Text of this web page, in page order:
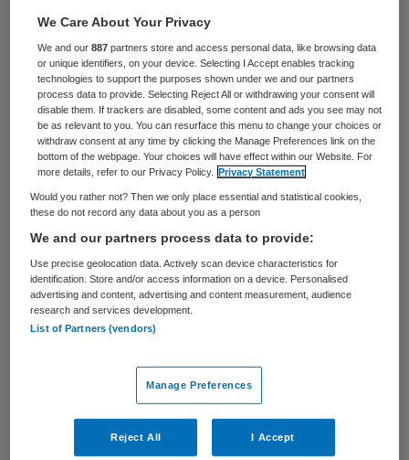
aan meer dan tweeduizend huisartsen,
meer dan 1200 psychotherapeuten en ruim
driehonderd medische specialisten. Het
grootste tekort is er in de deelstaten
Nedersaksen en Noord-Rijnland-Westfalen,
die grenzen aan Nederland.
Tekort aan specialisten
Dit heeft de voorzitter van de Duitse
artsenorganisatie KBV, Andreas Köhler,
zondag gezegd. Vele Duitse huisartsen
slagen er niet in een opvolger te vinden en
vele ziekenhuizen wringen zich in allerlei
specialistente vinden. Het
komt geregeld voor dat medici die met
pensioen willen gaan, maar doorwerken om
We Care About Your Privacy
We and our887 partners store and access personal data, like browsing data
or unique identifiers, on your device. Selecting I Accept enables tracking
technologies to support the purposes shown under we and our partners
process data to provide. Selecting Reject All or withdrawing your consent will
disable them. If trackers are disabled, some content and ads you see may not
be as relevant to you. You can resurface this menu to change your choices or
withdraw consent at any time by clicking the Manage Preferences link on the
bottom of the webpage. Your choices will have effect within our Website. For
more details, refer to our Privacy Policy.
Privacy Statement
Would you rather not? Then we only place essential and statistical cookies,
these do not record any data about you as a person
We and our partners process data to provide:
Use precise geolocation data. Actively scan device characteristics for
identification. Store and/or access information on a device. Personalised
advertising and content, advertising and content measurement, audience
research and services development.
List of Partners (vendors)
Manage Preferences
Reject All I Accept